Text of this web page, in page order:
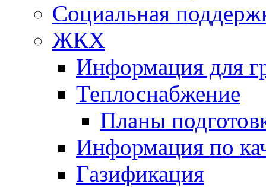
Социальная
ЖКХ
Информация для
Теплоснабжение
Планы
Информация по
Газификация